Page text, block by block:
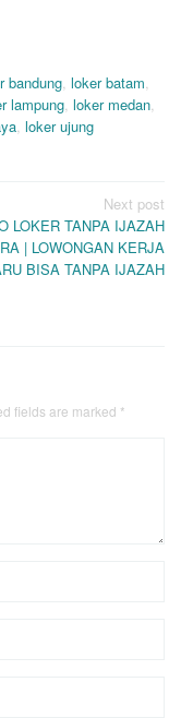
bandung, loker batam,
lampung, loker medan,
, loker ujung
Next post
LOKER TANPA IJAZAH
| LOWONGAN KERJA
BISA TANPA IJAZAH
fields are marked *